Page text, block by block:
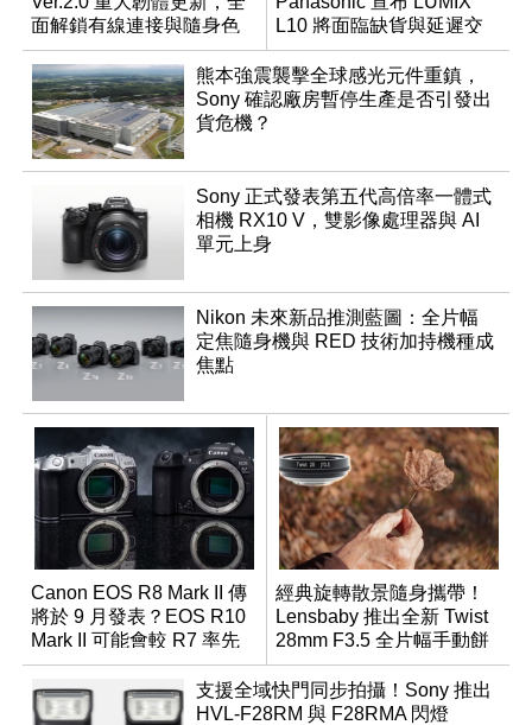
面解鎖有線連接與隨身色
調編輯
L10 將面臨缺貨與延遲交
貨時間
熊本強震襲擊全球感光元件重鎮，
Sony 確認廠房暫停生產是否引發出
貨危機？
Sony 正式發表第五代高倍率一體式
相機 RX10 V，雙影像處理器與 AI
單元上身
Nikon 未來新品推測藍圖：全片幅
定焦隨身機與 RED 技術加持機種成
焦點
Canon EOS R8 Mark II 傳
將於 9 月發表？EOS R10
Mark II 可能會較 R7 率先
推出
經典旋轉散景隨身攜帶！
Lensbaby 推出全新 Twist
28mm F3.5 全片幅手動餅
乾鏡
支援全域快門同步拍攝！Sony 推出
HVL-F28RM 與 F28RMA 閃燈